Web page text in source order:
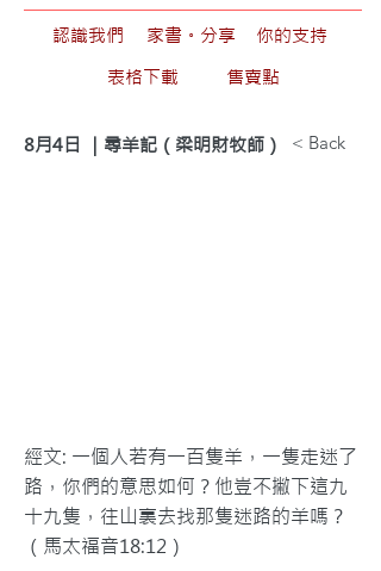
認識我們 家書。分享
你的支持
表格下載
售賣點
8月4日 ｜尋羊記（梁明財牧師） < Back
經文: 一個人若有一百隻羊，一隻走迷了
路，你們的意思如何？他豈不撇下這九
十九隻，往山裏去找那隻迷路的羊嗎？
（馬太福音18:12）